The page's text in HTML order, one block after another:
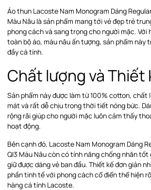
Áo thun Lacoste Nam Monogram Dáng
Màu Nâu là sản phẩm mang tới vẻ đẹp trẻ
phong cách và sang trọng cho người mặc. Với
toàn bộ áo, màu nâu ấn tượng, sản phẩm này
đầy cá tính.
Chất lượng và Thiết
Sản phẩm này được làm từ 100% cotton,
mát và rất dễ chịu trong thời tiết nóng bức.
rộng rãi giúp cho người mặc luôn cảm thấy
hoạt động.
Bên cạnh đó, Lacoste Nam Monogram Dáng
QI3 Màu Nâu còn có tính năng chống nhăn tốt
giữ được dáng vẻ ban đầu. Thiết kế đơn giản
phần tinh tế với phong cách cổ điển thể hiện
hàng cá tính Lacoste.